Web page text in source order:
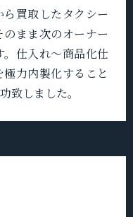
買取したタクシー
まま次のオーナー
仕入れ〜商品化仕
力内製化すること
致しました。